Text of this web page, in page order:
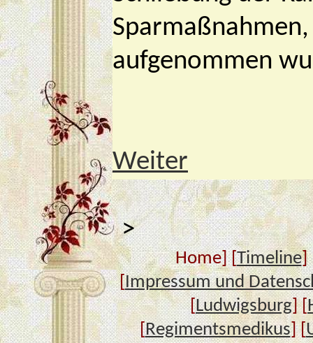
aufgenommen
Weiter
>
Home] [Timeline]
[Impressum und
[Ludwigsburg] [
[Regimentsmedikus] [